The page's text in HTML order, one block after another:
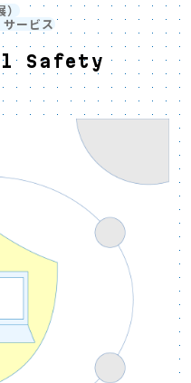
ービス
Safety